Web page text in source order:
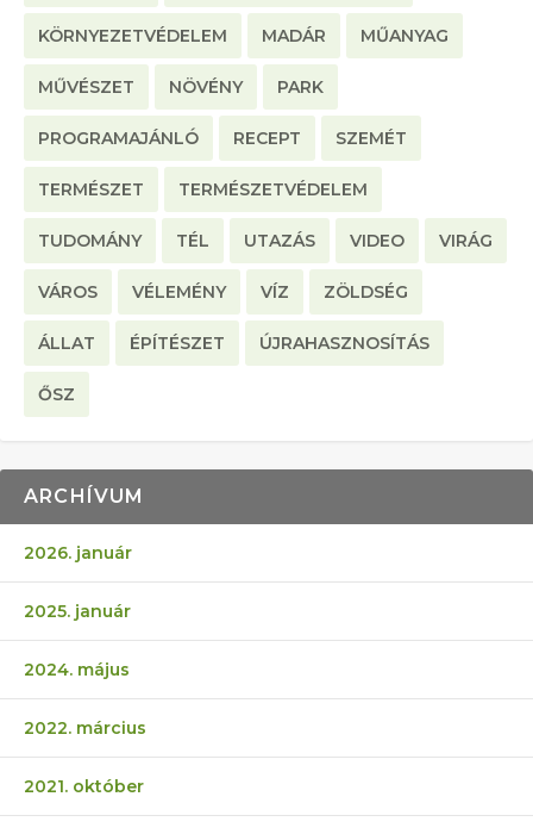
KÖRNYEZETVÉDELEM MADÁR MŰANYAG
MŰVÉSZET NÖVÉNY PARK
PROGRAMAJÁNLÓ RECEPT SZEMÉT
TERMÉSZET TERMÉSZETVÉDELEM
TUDOMÁNY TÉL UTAZÁS VIDEO VIRÁG
VÁROS VÉLEMÉNY VÍZ ZÖLDSÉG
ÁLLAT ÉPÍTÉSZET ÚJRAHASZNOSÍTÁS
ŐSZ
ARCHÍVUM
2026. január
2025. január
2024. május
2022. március
2021. október